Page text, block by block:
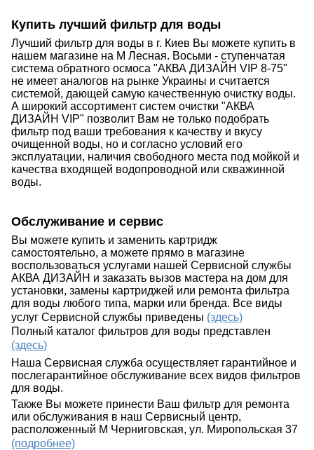
Купить лучший фильтр для воды
Лучший фильтр для воды в г. Киев Вы можете купить в
нашем магазине на М Лесная. Восьми - ступенчатая
система обратного осмоса "АКВА ДИЗАЙН VIP 8-75"
не имеет аналогов на рынке Украины и считается
системой, дающей самую качественную очистку воды.
А широкий ассортимент систем очистки "АКВА
ДИЗАЙН VIP" позволит Вам не только подобрать
фильтр под ваши требования к качеству и вкусу
очищенной воды, но и согласно условий его
эксплуатации, наличия свободного места под мойкой и
качества входящей водопроводной или скважинной
воды.
Обслуживание и сервис
Вы можете купить и заменить картридж
самостоятельно, а можете прямо в магазине
воспользоваться услугами нашей Сервисной службы
АКВА ДИЗАЙН и заказать вызов мастера на дом для
установки, замены картриджей или ремонта фильтра
для воды любого типа, марки или бренда. Все виды
услуг Сервисной службы приведены (здесь)
Полный каталог фильтров для воды представлен
(здесь)
Наша Сервисная служба осуществляет гарантийное и
послегарантийное обслуживание всех видов фильтров
для воды.
Также Вы можете принести Ваш фильтр для ремонта
или обслуживания в наш Сервисный центр,
расположенный М Черниговская, ул. Миропольская 37
(подробнее)